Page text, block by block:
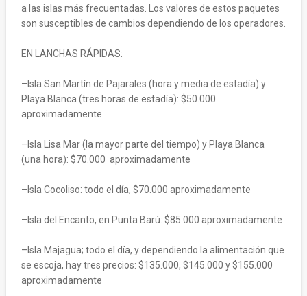
a las islas más frecuentadas. Los valores de estos paquetes
son susceptibles de cambios dependiendo de los operadores.
EN LANCHAS RÁPIDAS:
–Isla San Martín de Pajarales (hora y media de estadía) y
Playa Blanca (tres horas de estadía): $50.000
aproximadamente
–Isla Lisa Mar (la mayor parte del tiempo) y Playa Blanca
(una hora): $70.000 aproximadamente
–Isla Cocoliso: todo el día, $70.000 aproximadamente
–Isla del Encanto, en Punta Barú: $85.000 aproximadamente
–Isla Majagua; todo el día, y dependiendo la alimentación que
se escoja, hay tres precios: $135.000, $145.000 y $155.000
aproximadamente